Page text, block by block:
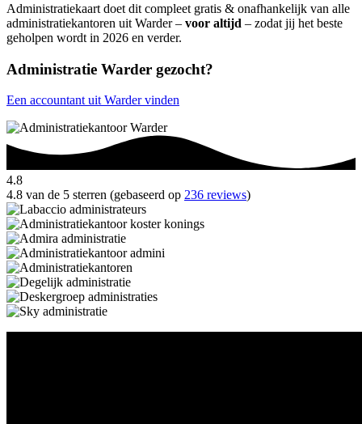
Administratiekaart doet dit compleet gratis & onafhankelijk van alle
administratiekantoren uit Warder – voor altijd – zodat jij het beste
geholpen wordt in 2026 en verder.
Administratie Warder gezocht?
Een accountant uit Warder vinden
4.8
4.8 van de 5 sterren (gebaseerd op 236 reviews)